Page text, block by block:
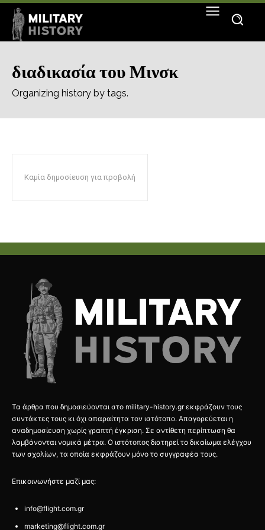
διαδικασία του Μινσκ
Organizing history by tags.
Καμία δημοσίευση για προβολή
Τα άρθρα που δημοσιεύονται στο military-history.gr εκφράζουν τους
συντάκτες τους κι όχι απαραίτητα τον ιστότοπο. Απαγορεύεται η
αναδημοσίευση χωρίς γραπτή έγκριση. Σε αντίθετη περίπτωση θα
λαμβάνονται νομικά μέτρα. Ο ιστότοπος διατηρεί το δικαίωμα ελέγχου
των σχολίων, τα οποία εκφράζουν μόνο το συγγραφέα τους.
Επικοινωνήστε μαζί μας:
info@flight.com.gr
marketing@flight.com.gr